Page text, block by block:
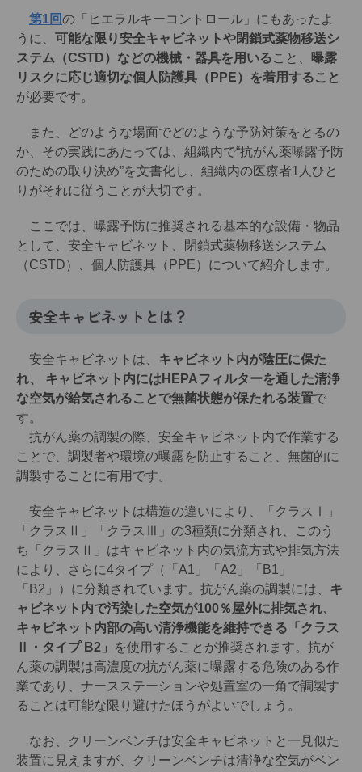
第1回の「ヒエラルキーコントロール」にもあったよ
うに、 可能な限り安全キャビネットや閉鎖式薬物移送シ
ステム（CSTD）などの機械・器具を用いること、 曝露
リスクに応じ適切な個人防護具（PPE）を着用すること
が必要です。
また、どのような場面でどのような予防対策をとるの
か、その実践にあたっては、組織内で“抗がん薬曝露予防
のための取り決め”を文書化し、組織内の医療者1人ひと
りがそれに従うことが大切です。
ここでは、曝露予防に推奨される基本的な設備・物品
として、安全キャビネット、閉鎖式薬物移送システム
（CSTD）、個人防護具（PPE）について紹介します。
安全キャビネットとは？
安全キャビネットは、 キャビネット内が陰圧に保た
れ、 キャビネット内にはHEPAフィルターを通した清浄
な空気が給気されることで無菌状態が保たれる装置で
す。
抗がん薬の調製の際、安全キャビネット内で作業する
ことで、調製者や環境の曝露を防止すること、無菌的に
調製することに有用です。
安全キャビネットは構造の違いにより、「クラスⅠ」
「クラスⅡ」「クラスⅢ」の3種類に分類され、このう
ち「クラスⅡ」はキャビネット内の気流方式や排気方法
により、さらに4タイプ（「A1」「A2」「B1」
「B2」）に分類されています。抗がん薬の調製には、 キ
ャビネット内で汚染した空気が100％屋外に排気され、
キャビネット内部の高い清浄機能を維持できる「クラス
Ⅱ・タイプ B2」
を使用することが推奨されます。抗が
ん薬の調製は高濃度の抗がん薬に曝露する危険のある作
業であり、ナースステーションや処置室の一角で調製す
ることは可能な限り避けたほうがよいでしょう。
なお、クリーンベンチは安全キャビネットと一見似た
装置に見えますが、クリーンベンチは清浄な空気がベン